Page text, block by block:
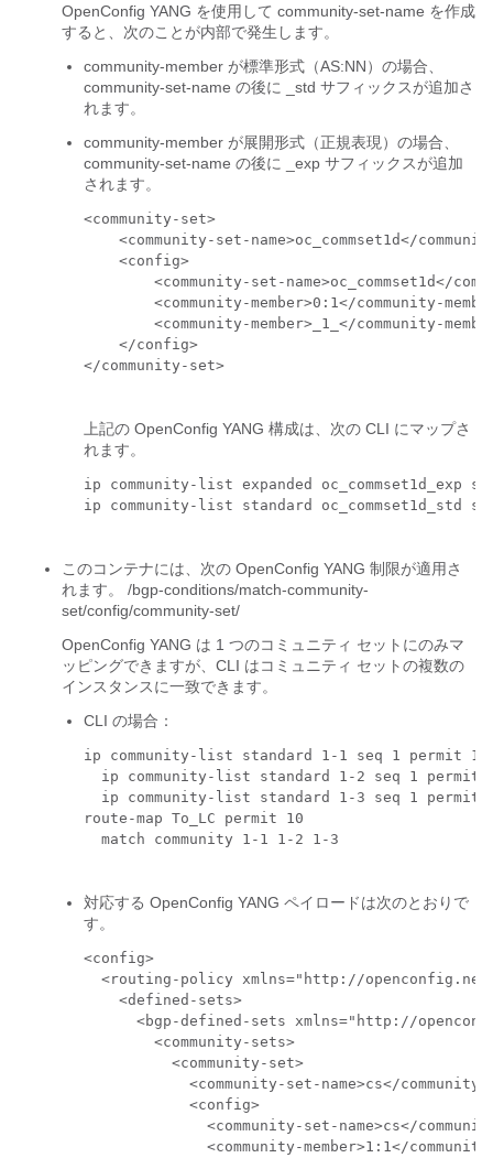
OpenConfig YANG を使用して community-set-name を作成
すると、次のことが内部で発生します。
community-member が標準形式（AS:NN）の場合、
community-set-name の後に _std サフィックスが追加さ
れます。
community-member が展開形式（正規表現）の場合、
community-set-name の後に _exp サフィックスが追加
されます。
<community-set>
<community-set-name>oc_commset1d</
    <config>
<community-set-name>oc_commset1d</
<community-member>0:1</community-
<community-member>_1_</community-
    </config>
</community-set>
上記の OpenConfig YANG 構成は、次の CLI にマップさ
れます。
ip community-list expanded oc_commset1d_exp
ip community-list standard oc_commset1d_std
このコンテナには、次の OpenConfig YANG 制限が適用さ
れます。 /bgp-conditions/match-community-
set/config/community-set/
OpenConfig YANG は 1 つのコミュニティ セット にのみマ
ッピングできますが、CLI はコミュニティ セットの複数の
インスタンスに一致できます。
CLI の場合：
ip community-list standard 1-1 seq 1 permit
ip community-list standard 1-2 seq 1 permit
ip community-list standard 1-3 seq 1 permit
route-map To_LC permit 10
  match community 1-1 1-2 1-3
対応する OpenConfig YANG ペイロードは次のとおりで
す。
<config>
<routing-policy xmlns="http://
    <defined-sets>
<bgp-defined-sets xmlns="http://
        <community-sets>
          <community-set>
<community-set-name>cs</community-
            <config>
<community-set-name>cs</
<community-member>1:1</